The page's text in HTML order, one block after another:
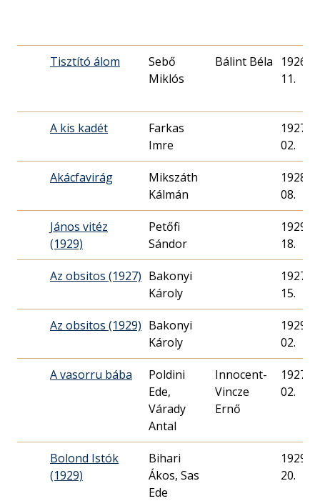
Tisztító álom
Sebő
Miklós
Bálint Béla
1926.
11.
A kis kadét
Farkas
Imre
1927.
02.
Akácfavirág
Mikszáth
Kálmán
1928.
08.
János vitéz
(1929)
Petőfi
Sándor
1929.
18.
Az obsitos (1927) Bakonyi
Károly
1927.
15.
Az obsitos (1929) Bakonyi
Károly
1929.
02.
A vasorru bába
Poldini
Ede,
Várady
Antal
Innocent-
Vincze
Ernő
1927.
02.
Bolond Istók
(1929)
Bihari
Ákos, Sas
Ede
1929.
20.